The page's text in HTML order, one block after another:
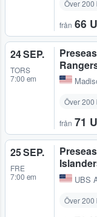
Över
från 66
24 SEP.
TORS
7:00 em
Över
från 71
25 SEP.
FRE
7:00 em
UBS
Över